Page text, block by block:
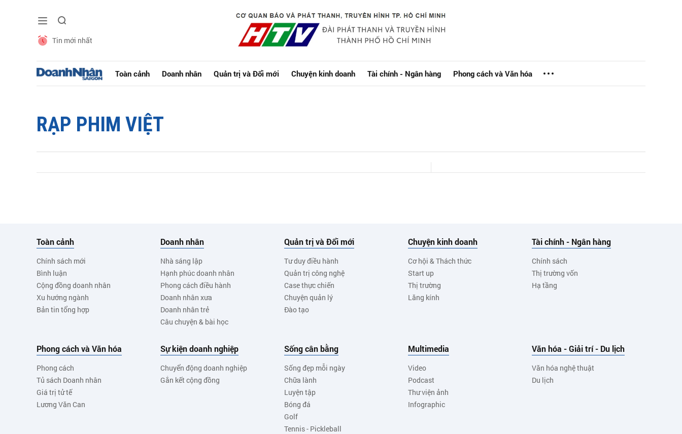
Tin mới nhất
Toàn cảnh Doanh nhân Quản trị và Đổi mới Chuyện kinh doanh Tài chính - Ngân hàng Phong cách và Văn hóa
RẠP PHIM VIỆT
Toàn cảnh
Chính sách mới
Bình luận
Cộng đồng doanh nhân
Xu hướng ngành
Bản tin tổng hợp
Doanh nhân
Nhà sáng lập
Hạnh phúc doanh nhân
Phong cách điều hành
Doanh nhân xưa
Doanh nhân trẻ
Câu chuyện & bài học
Quản trị và Đổi mới
Tư duy điều hành
Quản trị công nghệ
Case thực chiến
Chuyện quản lý
Đào tạo
Chuyện kinh doanh
Cơ hội & Thách thức
Start up
Thị trường
Lăng kính
Tài chính - Ngân hàng
Chính sách
Thị trường vốn
Hạ tầng
Phong cách và Văn hóa
Phong cách
Tủ sách Doanh nhân
Giá trị tử tế
Lương Văn Can
Sự kiện doanh nghiệp
Chuyển động doanh nghiệp
Gắn kết cộng đồng
Sống cân bằng
Sống đẹp mỗi ngày
Chữa lành
Luyện tập
Bóng đá
Golf
Tennis - Pickleball
Multimedia
Video
Podcast
Thư viện ảnh
Infographic
Văn hóa - Giải trí - Du lịch
Văn hóa nghệ thuật
Du lịch